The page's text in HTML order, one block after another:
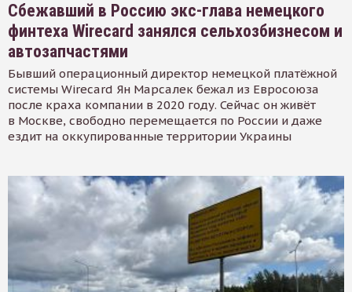
Сбежавший в Россию экс-глава немецкого
финтеха Wirecard занялся сельхозбизнесом и
автозапчастями
Бывший операционный директор немецкой платёжной
системы Wirecard Ян Марсалек бежал из Евросоюза
после краха компании в 2020 году. Сейчас он живёт
в Москве, свободно перемещается по России и даже
ездит на оккупированные территории Украины